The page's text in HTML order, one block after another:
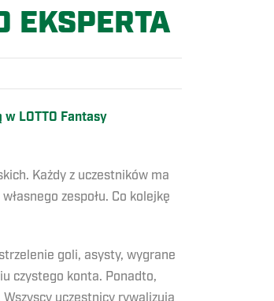
EKSPERTA
LOTTO Fantasy
Każdy z uczestników ma
zespołu. Co kolejkę
goli, asysty, wygrane
czystego konta. Ponadto,